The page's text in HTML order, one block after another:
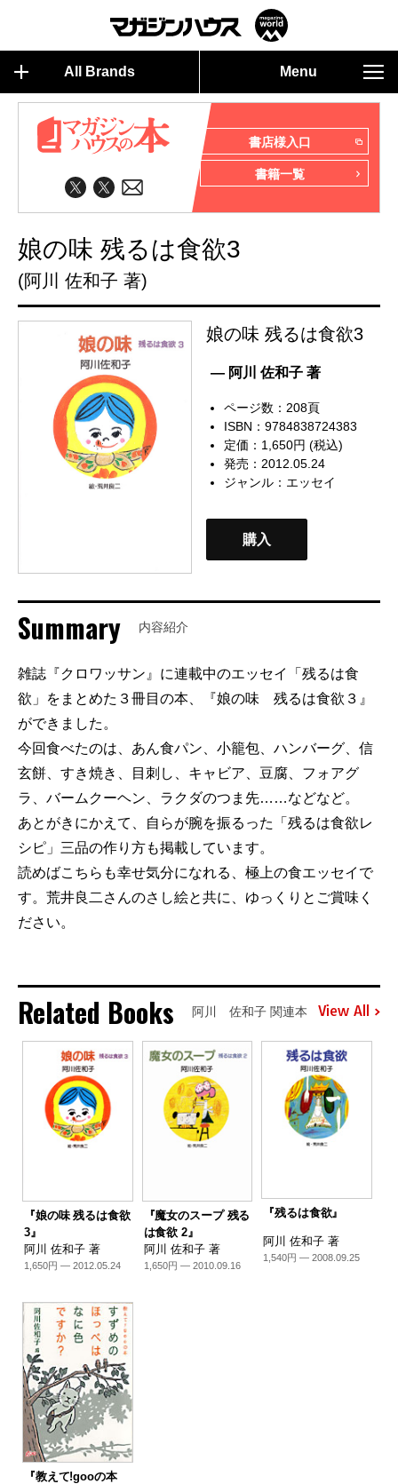
All Brands Menu
書店様入口
書籍一覧
娘の味 残るは食欲3
(阿川 佐和子 著)
娘の味 残るは食欲3
— 阿川 佐和子 著
ページ数：208頁
ISBN：9784838724383
定価：1,650円 (税込)
発売：2012.05.24
ジャンル： エッセイ
購入
Summary 内容紹介
雑誌『クロワッサン』に連載中のエッセイ「残るは食
欲」をまとめた３冊目の本、『娘の味 残るは食欲３』
ができました。
今回食べたのは、あん食パン、小籠包、ハンバーグ、信
玄餅、すき焼き、目刺し、キャビア、豆腐、フォアグ
ラ、バームクーヘン、ラクダのつま先……などなど。
あとがきにかえて、自らが腕を振るった「残るは食欲レ
シピ」三品の作り方も掲載しています。
読めばこちらも幸せ気分になれる、極上の食エッセイで
す。荒井良二さんのさし絵と共に、ゆっくりとご賞味く
ださい。
Related Books 阿川 佐和子 関連本 View All
『娘の味 残るは食欲
3』
阿川 佐和子 著
1,650円 — 2012.05.24
『魔女のスープ 残る
は食欲 2』
阿川 佐和子 著
1,650円 — 2010.09.16
『残るは食欲』
阿川 佐和子 著
1,540円 — 2008.09.25
『教えて!gooの本